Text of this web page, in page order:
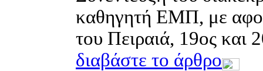
καθηγητή ΕΜΠ, με
του Πειραιά, 19ος και
διαβάστε το άρθρο